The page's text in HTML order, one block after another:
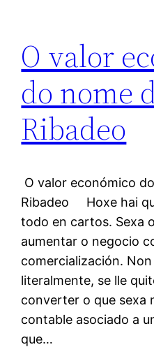
O valor
do nome
Ribadeo
O valor económico
Ribadeo Hoxe hai
todo en cartos. Sexa
aumentar o negocio
comercialización.
literalmente, se lle
converter o que sexa
contable asociado a
que…